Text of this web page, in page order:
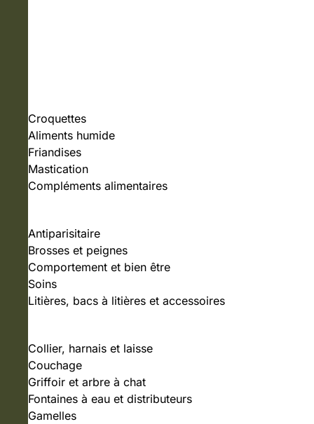
Croquettes
Aliments humide
Friandises
Mastication
Compléments alimentaires
Antiparisitaire
Brosses et peignes
Comportement et bien être
Soins
Litières, bacs à litières et accessoires
Collier, harnais et laisse
Couchage
Griffoir et arbre à chat
Fontaines à eau et distributeurs
Gamelles